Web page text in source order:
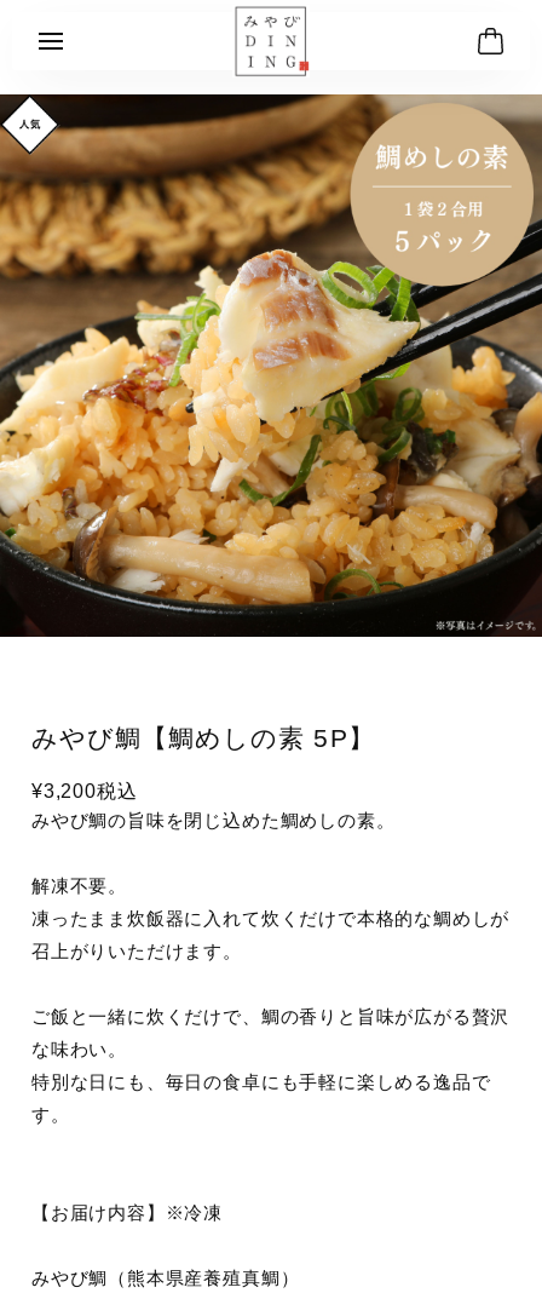
みやび鯛【鯛めしの素 5P】
¥3,200税込
みやび鯛の旨味を閉じ込めた鯛めしの素。
解凍不要。
凍ったまま炊飯器に入れて炊くだけで本格的な鯛めしが
召上がりいただけます。
ご飯と一緒に炊くだけで、鯛の香りと旨味が広がる贅沢
な味わい。
特別な日にも、毎日の食卓にも手軽に楽しめる逸品で
す。
【お届け内容】※冷凍
みやび鯛（熊本県産養殖真鯛）